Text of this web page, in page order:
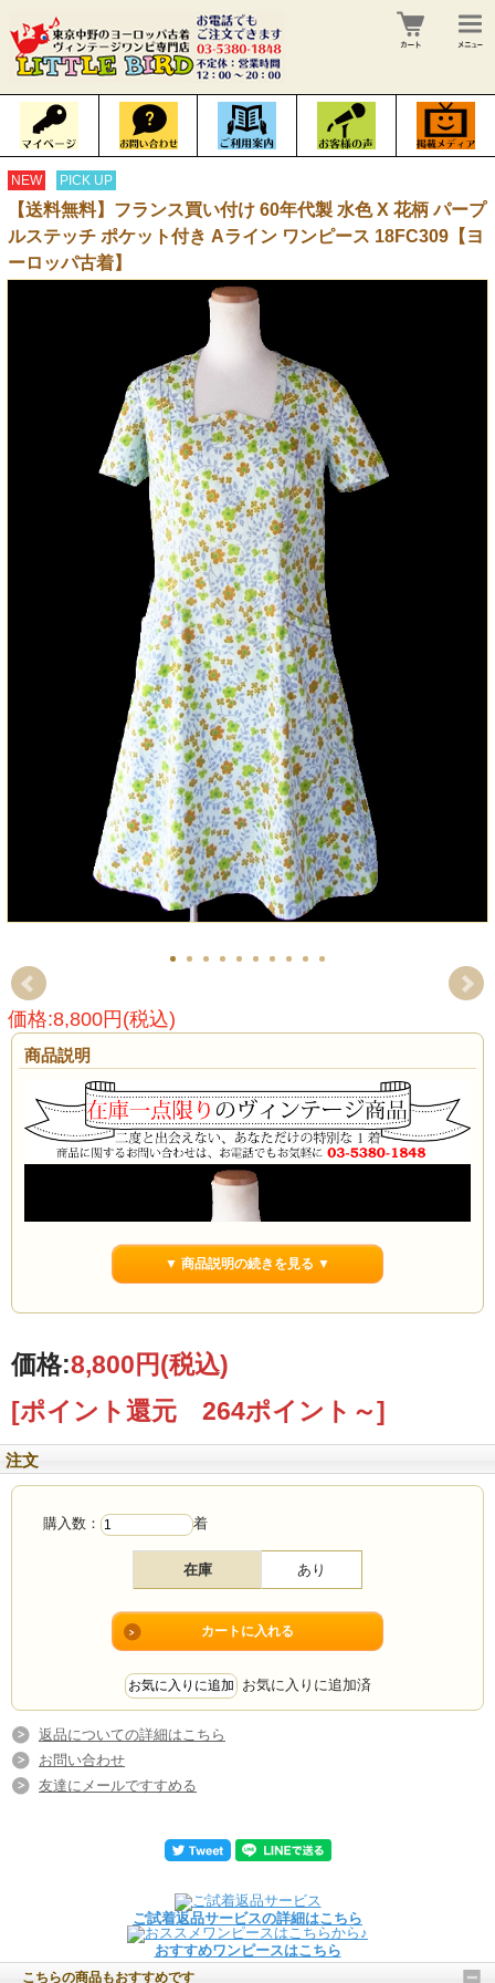
NEW PICK UP
【送料無料】フランス買い付け 60年代製 水色 X 花柄 パープ
ルステッチ ポケット付き Aライン ワンピース 18FC309【ヨ
ーロッパ古着】
価格:8,800円(税込)
商品説明
▼ 商品説明の続きを見る ▼
価格:8,800円(税込)
[ポイント還元 264ポイント～]
注文
購入数： 着
在庫 あり
お気に入りに追加済
返品についての詳細はこちら
お問い合わせ
友達にメールですすめる
ご試着返品サービスの詳細はこちら
おすすめワンピースはこちら
こちらの商品もおすすめです